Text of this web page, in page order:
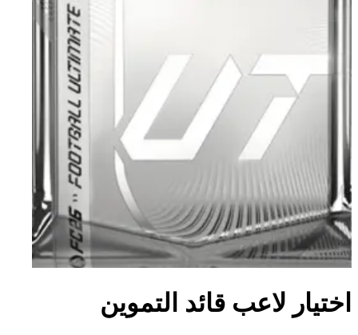
اختيار لاعب قائد التموين